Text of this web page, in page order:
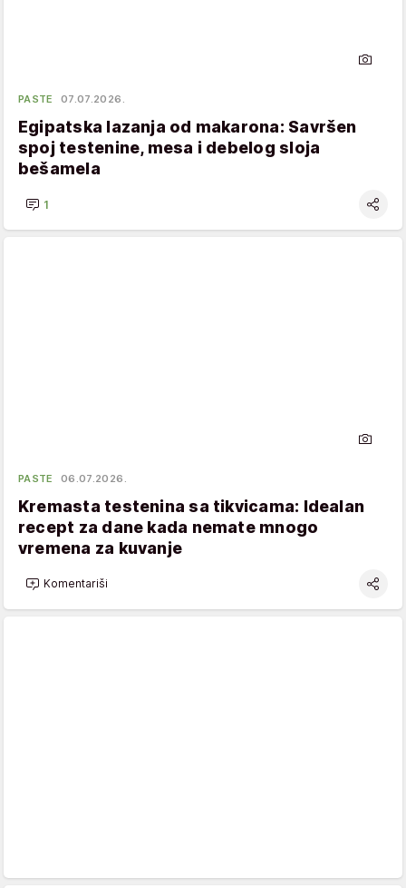
PASTE 07.07.2026.
Egipatska lazanja od makarona: Savršen
spoj testenine, mesa i debelog sloja
bešamela
1
PASTE 06.07.2026.
Kremasta testenina sa tikvicama: Idealan
recept za dane kada nemate mnogo
vremena za kuvanje
Komentariši